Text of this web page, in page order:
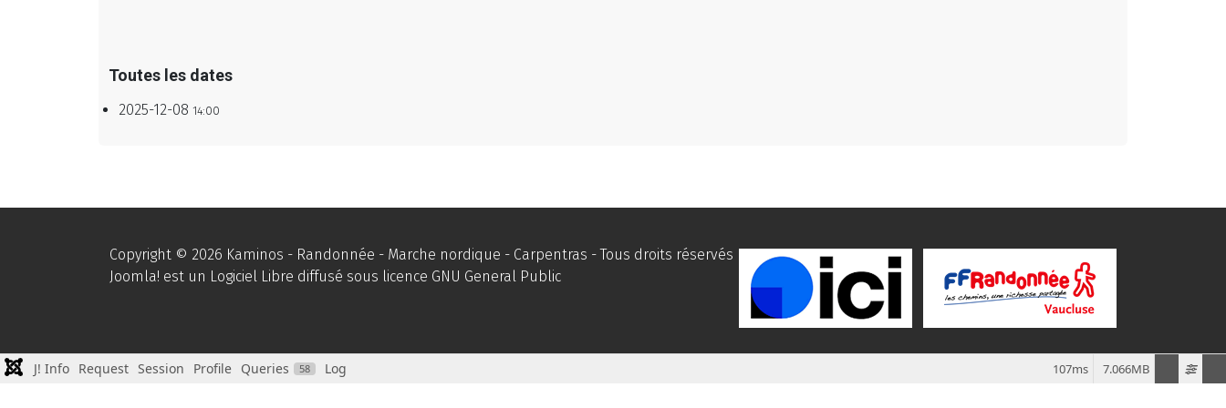
Toutes les dates
2025-12-0814:00
Copyright © 2026 Kaminos - Randonnée - Marche nordique - Carpentras - Tous droits réservés
Joomla! est un Logiciel Libre diffusé sous licence GNU General Public
J! Info Request Session Profile Queries 58 Log 7.066MB
107ms